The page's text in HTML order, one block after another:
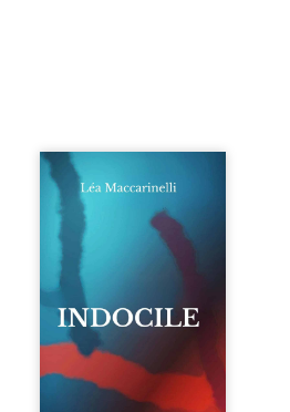
Quatre parties.
Quatre refus.
Quatre visages
d’une existence en
friction. Entre les
silences qu’on ne
déchiffre pas, les
amours qu’on
dérange, les corps
qu’on administre
et les liens qu’on
sabote, cet
ouvrage parle à